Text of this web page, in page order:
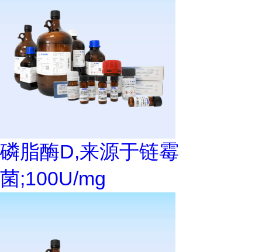
磷脂酶D,来源于链霉
菌;100U/mg